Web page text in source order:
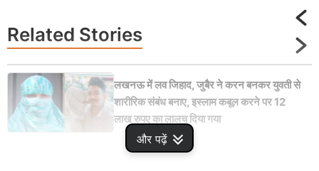
और पढ़ें
Related Stories
लखनऊ में लव जिहाद, जुबैर ने करन बनकर युवती से
शारीरिक संबंध बनाए, इस्लाम कबूल करने पर 12
लाख रुपए का लालच दिया गया